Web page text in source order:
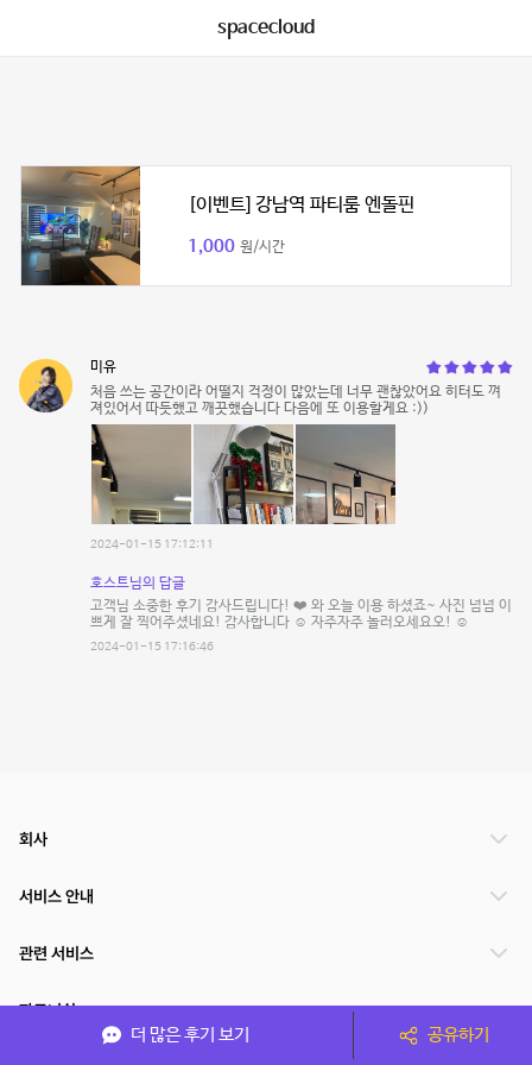
spacecloud
[이벤트] 강남역 파티룸 엔돌핀
1,000 원/시간
미유
처음 쓰는 공간이라 어떨지 걱정이 많았는데 너무 괜찮았어요 히터도 껴
져있어서 따듯했고 깨끗했습니다 다음에 또 이용할게요 :))
2024-01-15 17:12:11
호스트님의 답글
고객님 소중한 후기 감사드립니다! ❤️ 와 오늘 이용 하셨죠~ 사진 넘넘 이
쁘게 잘 찍어주셨네요! 감사합니다 ☺️ 자주자주 놀러오세요오! ☺️
2024-01-15 17:16:46
더 많은 후기 보기 공유하기
회사
서비스 안내
관련 서비스
파트너쉽